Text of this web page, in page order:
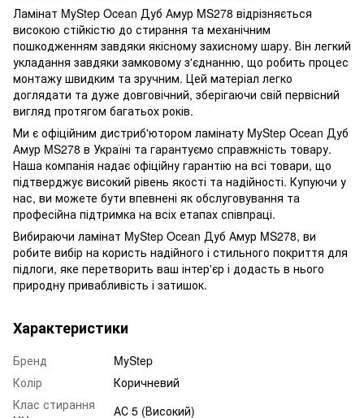
Ламінат MyStep Ocean Дуб Амур MS278 відрізняється
високою стійкістю до стирання та механічним
пошкодженням завдяки якісному захисному шару. Він легкий
укладання завдяки замковому з'єднанню, що робить процес
монтажу швидким та зручним. Цей матеріал легко
доглядати та дуже довговічний, зберігаючи свій первісний
вигляд протягом багатьох років.
Ми є офіційним дистриб'ютором ламінату MyStep Ocean Дуб
Амур MS278 в Україні та гарантуємо справжність товару.
Наша компанія надає офіційну гарантію на всі товари, що
підтверджує високий рівень якості та надійності. Купуючи у
нас, ви можете бути впевнені як обслуговування та
професійна підтримка на всіх етапах співпраці.
Вибираючи ламінат MyStep Ocean Дуб Амур MS278, ви
робите вибір на користь надійного і стильного покриття для
підлоги, яке перетворить ваш інтер'єр і додасть в нього
природну привабливість і затишок.
Характеристики
Бренд
MyStep
Колір
Коричневий
Клас стирання
АС 5 (Високий)